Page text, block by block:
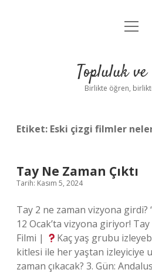
Anasayfa
Yasal
menüyü
Topluluk
Birlikte öğren,
Etiket: Eski çizgi filmler
Tay Ne Zaman Çıktı
Tarih: Kasım 5, 2024
Tay 2 ne zaman vizyona girdi?
12 Ocak’ta vizyona giriyor!
Filmi |
Kaç yaş grubu
kitlesi ile her yaştan izleyiciye
zaman çıkacak? 3. Gün: